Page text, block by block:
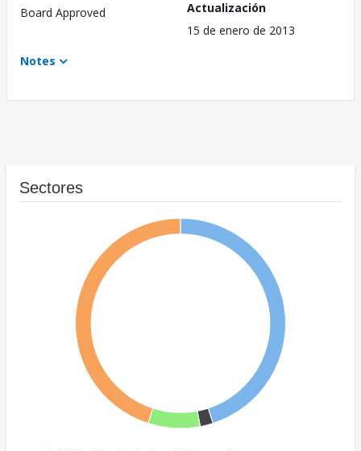
Board Approved
Actualización
15 de enero de 2013
Notes
Sectores